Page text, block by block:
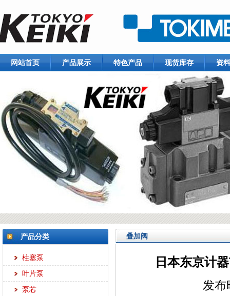
网站首页 产品展示 特色产品 现货库存 资
产品分类
柱塞泵
叶片泵
泵芯
叠加阀
日本东京计
发